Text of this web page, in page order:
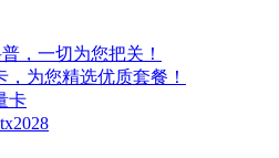
，一切为您把关！
，为您精选优质套餐！
卡